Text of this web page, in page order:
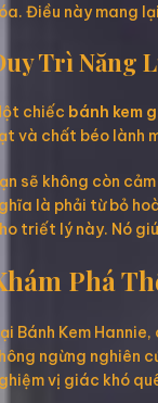
Điều này mang
Trì Năng
chiếc bánh kem
và chất béo lành
sẽ không còn
là phải từ bỏ
triết lý này. Nó
Phá
Bánh Kem
ngừng nghiên
vị giác khó